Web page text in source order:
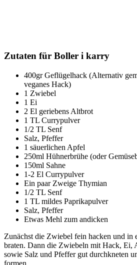
Zutaten für Boller i karry
400gr Geflügelhack (Alternativ
veganes Hack)
1 Zwiebel
1 Ei
2 El geriebens Altbrot
1 TL Currypulver
1/2 TL Senf
Salz, Pfeffer
1 säuerlichen Apfel
250ml Hühnerbrühe (oder
150ml Sahne
1-2 El Currypulver
Ein paar Zweige Thymian
1/2 TL Senf
1 TL mildes Paprikapulver
Salz, Pfeffer
Etwas Mehl zum andicken
Zunächst die Zwiebel fein hacken und in
braten. Dann die Zwiebeln mit Hack, Ei,
sowie Salz und Pfeffer gut durchkneten